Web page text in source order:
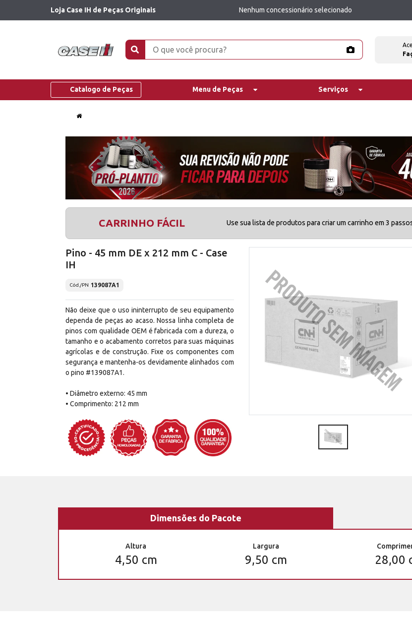
Loja Case IH de Peças Originais Nenhum concessionário selecionado
Catalogo de Peças Menu de Peças Serviços
CARRINHO FÁCIL Use sua lista de produtos para criar um carrinho em 3
Pino - 45 mm DE x 212 mm C - Case
IH
Cód./PN 139087A1
Não deixe que o uso ininterrupto de seu equipamento
dependa de peças ao acaso. Nossa linha completa de
pinos com qualidade OEM é fabricada com a dureza, o
tamanho e o acabamento corretos para suas máquinas
agrícolas e de construção. Fixe os componentes com
segurança e mantenha-os devidamente alinhados com
o pino #139087A1.
• Diâmetro externo: 45 mm
• Comprimento: 212 mm
Dimensões do Pacote
Altura
4,50 cm
Largura
9,50 cm 28,00